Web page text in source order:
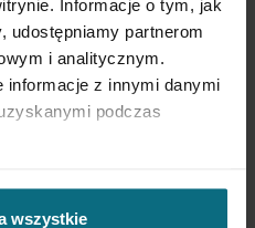
Informacje o tym, jak
udostępniamy partnerom
i analitycznym.
informacje z innymi danymi
podczas
wszystkie
Leon